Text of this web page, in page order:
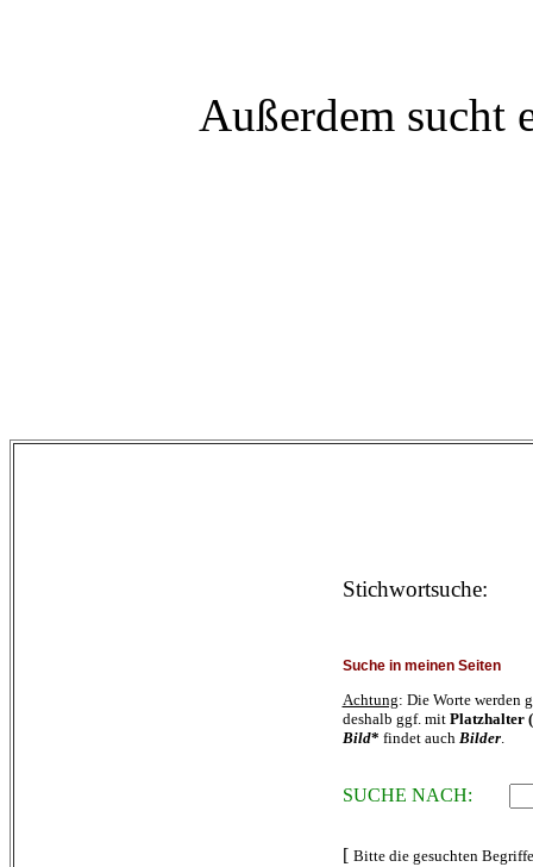
Außerdem sucht
Stichwortsuche:
Suche in meinen Seiten
Achtung: Die Worte werden
deshalb ggf. mit Platzhalter
Bild* findet auch Bilder.
SUCHE NACH:
[ Bitte die gesuchten